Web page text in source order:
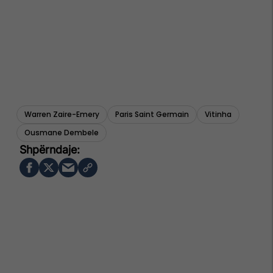
Warren Zaire-Emery Paris Saint Germain
Vitinha
Ousmane Dembele